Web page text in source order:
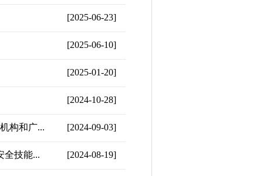
[2025-06-23]
[2025-06-10]
[2025-01-20]
[2024-10-28]
构和广... [2024-09-03]
全技能... [2024-08-19]